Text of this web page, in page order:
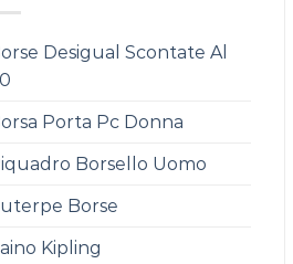
Desigual Scontate Al
Porta Pc Donna
Borsello Uomo
Borse
Kipling